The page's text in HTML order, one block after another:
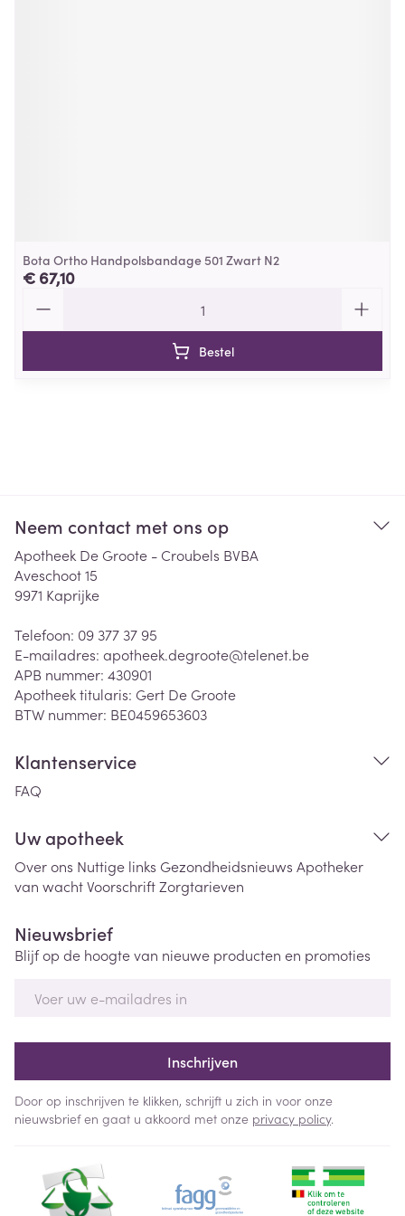
Bota Ortho Handpolsbandage 501 Zwart N2
€ 67,10
Bestel
Neem contact met ons op
Apotheek De Groote - Croubels BVBA
Aveschoot 15
9971 Kaprijke
Telefoon: 09 377 37 95
E-mailadres: apotheek.degroote@telenet.be
APB nummer: 430901
Apotheek titularis: Gert De Groote
BTW nummer: BE0459653603
Klantenservice
FAQ
Uw apotheek
Over ons Nuttige links Gezondheidsnieuws Apotheker
van wachtVoorschriftZorgtarieven
Nieuwsbrief
Blijf op de hoogte van nieuwe producten en promoties
Inschrijven
Door op inschrijven te klikken, schrijft u zich in voor onze
nieuwsbrief en gaat u akkoord met onze privacy policy.